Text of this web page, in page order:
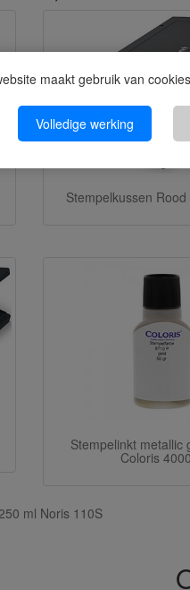
maakt gebruik van
Volledige werking
Stempelkussen
Stempelinkt metallic
Coloris
ml Noris 110S